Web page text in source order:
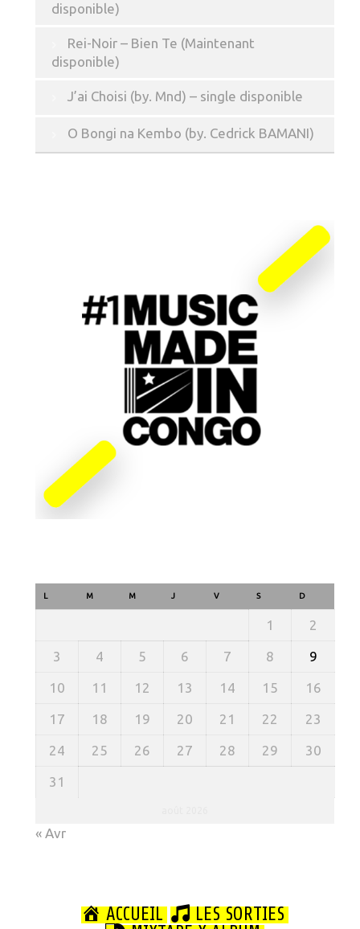
disponible)
Rei-Noir – Bien Te (Maintenant
disponible)
J’ai Choisi (by. Mnd) – single disponible
O Bongi na Kembo (by. Cedrick BAMANI)
L M M J V S D
1 2
3 4 5 6 7 8 9
10 11 12 13 14 15 16
17 18 19 20 21 22 23
24 25 26 27 28 29 30
31
« Avr
ACCUEIL
LES SORTIES